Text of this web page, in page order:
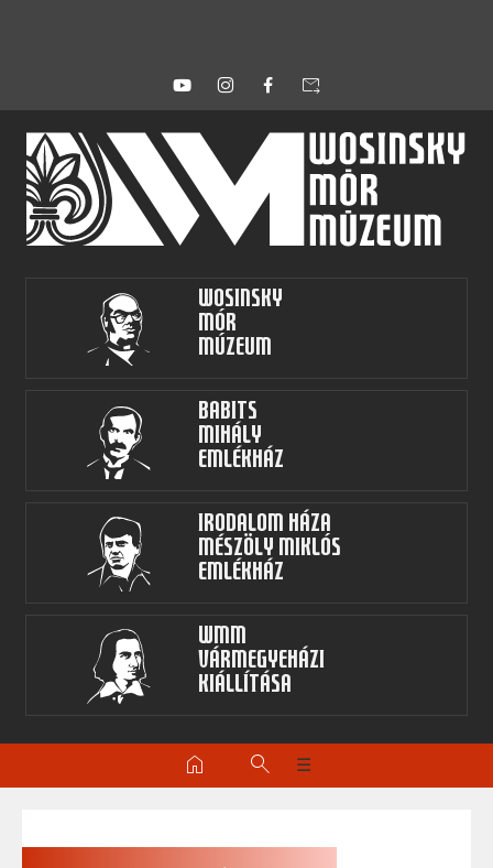
forward_to_inbox
Wosinsky
Mór
Múzeum
Babits
Mihály
Emlékház
Irodalom Háza
Mészöly Miklós
Emlékház
WMM
Vármegyeházi
kiállítása
home search ☰